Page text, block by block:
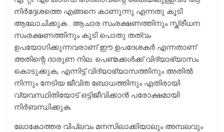
നിർദ്ദേശത്തെ എങ്ങനെ കാണുന്നു എന്നതു കൂടി
ആലോചിക്കുക . ആചാര സംരക്ഷണത്തിനും സ്ത്രീധന
സംരക്ഷണത്തിനും കൂടി പൊതു തത്വം
ഉപയോഗിക്കുന്നവരാണ് ഈ ഉപദേശകർ എന്നതാണ്
അതിന്റെ ദാരുണ നില. പെണ്മക്കൾക്ക് വിദ്യാഭ്യാസം
കൊടുക്കുക, എന്നിട്ട് വിദ്യാഭ്യാസത്തിനും അതിൽ
നിന്നും നേടിയ ജീവിത ബോധത്തിനും എതിരായി
വ്യവസ്ഥിതിയോട് ഒട്ടിജീവിക്കാൻ പരോക്ഷമായി
നിർബന്ധിക്കുക.
ലോകോത്തര വിപ്ലവം മനസിലാക്കിയാലും അമ്പലവും